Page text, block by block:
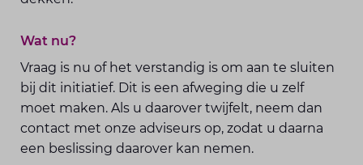
Wat nu?
Vraag is nu of het verstandig is om aan te sluiten
bij dit initiatief. Dit is een afweging die u zelf
moet maken. Als u daarover twijfelt, neem dan
contact met onze adviseurs op, zodat u daarna
een beslissing daarover kan nemen.